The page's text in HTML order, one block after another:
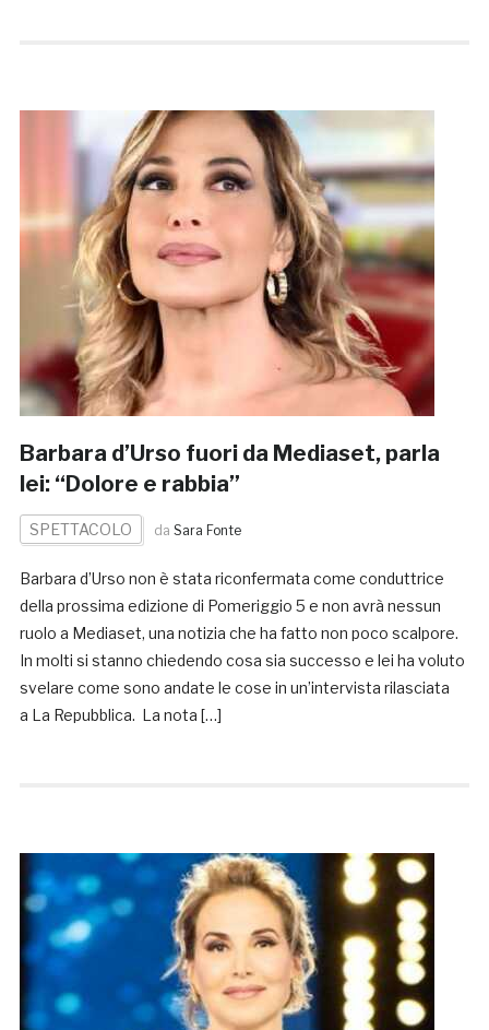
Barbara d’Urso fuori da Mediaset, parla
lei: “Dolore e rabbia”
SPETTACOLO da Sara Fonte
Barbara d’Urso non è stata riconfermata come conduttrice
della prossima edizione di Pomeriggio 5 e non avrà nessun
ruolo a Mediaset, una notizia che ha fatto non poco scalpore.
In molti si stanno chiedendo cosa sia successo e lei ha voluto
svelare come sono andate le cose in un’intervista rilasciata
a La Repubblica. La nota […]